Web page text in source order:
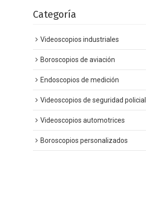
Categoría
Videoscopios industriales
Boroscopios de aviación
Endoscopios de medición
Videoscopios de seguridad policial
Videoscopios automotrices
Boroscopios personalizados